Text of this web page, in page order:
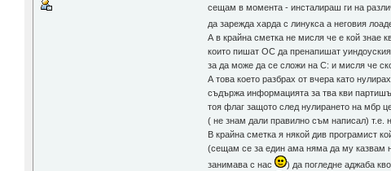
сещам в момента - инсталираш ги на
да зарежда харда с линукса а неговия
А в крайна сметка не мисля че е кой знае
които пишат ОС да пренапишат
за да може да се сложи на С: и мисля че
А това което разбрах от вчера като
съдържа информацията за тва кви
тоя флаг защото след нулирането на мбр
( не знам дали правилно съм написал) т.е.
В крайна сметка я някой див програмист
(сещам се за един ама няма да му казвам
занимава с нас
) да погледне аджаба